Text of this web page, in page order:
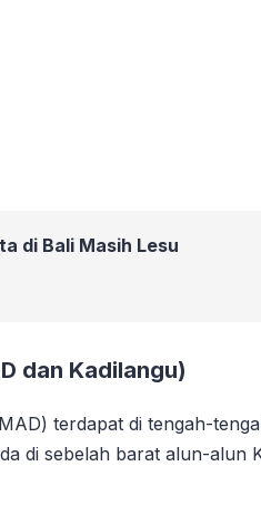
di Bali Masih Lesu
dan Kadilangu)
terdapat di tengah-
di sebelah barat alun-alun